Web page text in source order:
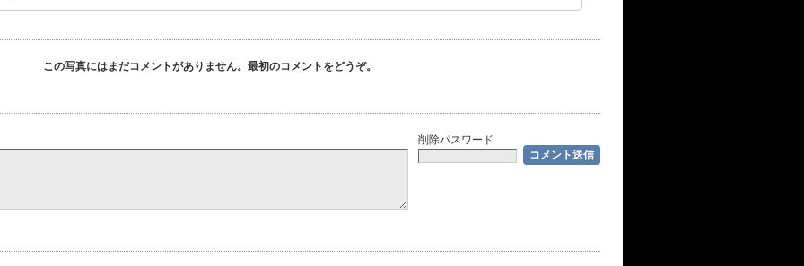
この写真にはまだコメントがありません。最初のコメントをどうぞ。
削除パスワード